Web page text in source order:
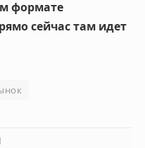
формате
сейчас там идет